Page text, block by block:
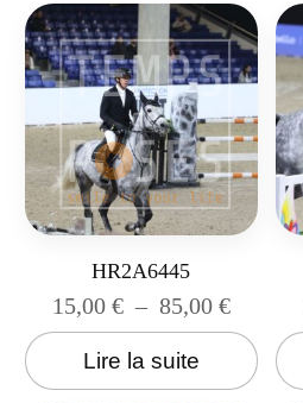
HR2A6445
15,00 € – 85,00 €
Lire la suite